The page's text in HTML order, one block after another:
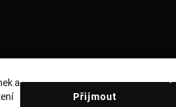
Czech Republic / Euro
a
Přijmout